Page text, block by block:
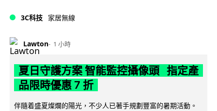
3C科技 家居無線
Lawton 1 小時
夏日守護方案 智能監控攝像頭 指定產
品限時優惠 7 折
伴隨着盛夏燦爛的陽光，不少人已著手規劃豐富的暑期活動。